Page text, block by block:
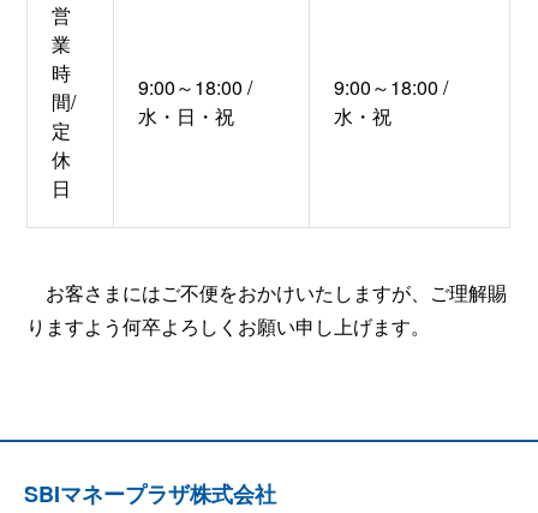
営
業
時
間/
定
休
日
9:00～18:00 /
水・日・祝
9:00～18:00 /
水・祝
お客さまにはご不便をおかけいたしますが、ご理解賜
りますよう何卒よろしくお願い申し上げます。
SBIマネープラザ株式会社